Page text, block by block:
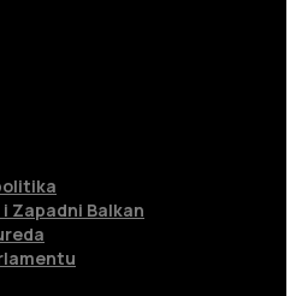
Zapadni Balkan